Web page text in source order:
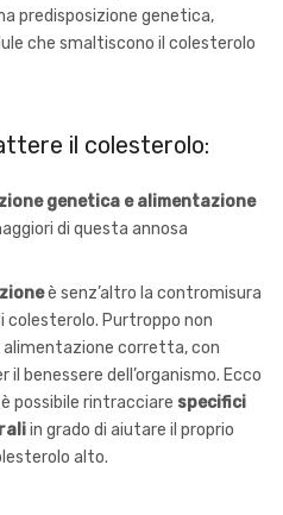
predisposizione genetica,
che smaltiscono il colesterolo
il colesterolo:
genetica e alimentazione
di questa annosa
è senz’altro la contromisura
colesterolo. Purtroppo non
alimentazione corretta, con
benessere dell’organismo. Ecco
possibile rintracciare specifici
in grado di aiutare il proprio
alto.